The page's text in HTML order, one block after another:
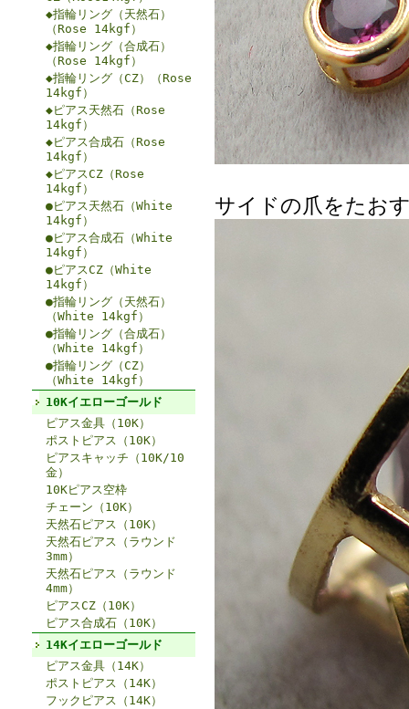
◆指輪リング（天然石）
（Rose 14kgf）
◆指輪リング（合成石）
（Rose 14kgf）
◆指輪リング（CZ）（Rose
14kgf）
◆ピアス天然石（Rose
14kgf）
◆ピアス合成石（Rose
14kgf）
◆ピアスCZ（Rose
14kgf）
●ピアス天然石（White
14kgf）
●ピアス合成石（White
14kgf）
●ピアスCZ（White
14kgf）
●指輪リング（天然石）
（White 14kgf）
●指輪リング（合成石）
（White 14kgf）
●指輪リング（CZ）
（White 14kgf）
10Kイエローゴールド
ピアス金具（10K）
ポストピアス（10K）
ピアスキャッチ（10K/10
金）
10Kピアス空枠
チェーン（10K）
天然石ピアス（10K）
天然石ピアス（ラウンド
3mm）
天然石ピアス（ラウンド
4mm）
ピアスCZ（10K）
ピアス合成石（10K）
14Kイエローゴールド
ピアス金具（14K）
ポストピアス（14K）
フックピアス（14K）
サイドの爪をたお